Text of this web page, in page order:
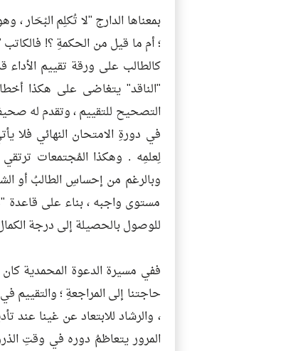
بمعناها الدارج "لا تُكلِم
؛ أم ما قيل من الحكمةِ ؟!
كالطالب على ورقة تقييم
"الناقد" يتغاضى على هكذا
التصحيح للتقييم ، وتقدم له
في دورةِ الامتحان النهائي فلا
لِعلمِه . وهكذا المُجتمعات ترتقي
وبالرغم من إحساسِ الطالبُ أو
مستوى واجبه ، بناء على قاعدة
للوصول بالحصيلة إلى درجة
ففي مسيرة الدعوة المحمدية
حاجتنا إلى المراجعةِ ؛
، والرشاد للابتعاد عن غينا عند
المرور يتعاظمُ دوره في وقتِ